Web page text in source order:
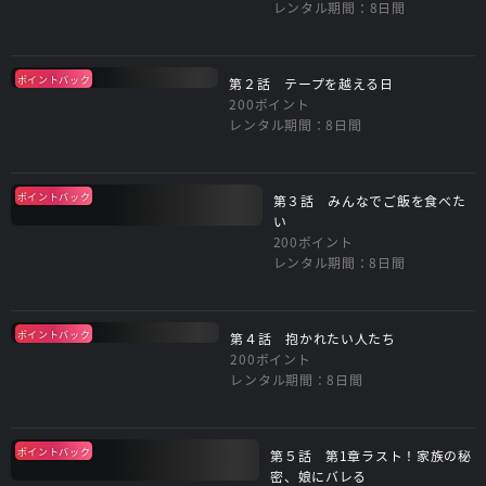
レンタル期間：8日間
ポイントバック
第２話 テープを越える日
200ポイント
レンタル期間：8日間
ポイントバック
第３話 みんなでご飯を食べた
い
200ポイント
レンタル期間：8日間
ポイントバック
第４話 抱かれたい人たち
200ポイント
レンタル期間：8日間
ポイントバック
第５話 第1章ラスト！家族の秘
密、娘にバレる